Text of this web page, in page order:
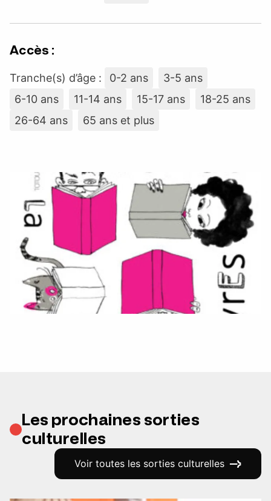
Accès :
Tranche(s) d’âge : 0-2 ans
3-5 ans
6-10 ans
11-14 ans 15-17 ans
18-25 ans
26-64 ans
65 ans et plus
Les prochaines sorties
culturelles
Voir toutes les sorties culturelles